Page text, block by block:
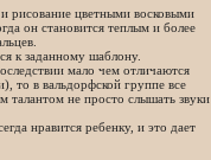
рисование цветными восковыми
он становится теплым и более
к заданному шаблону.
мало чем отличаются
то в вальдорфской группе все
талантом не просто слышать звуки
нравится ребенку, и это дает